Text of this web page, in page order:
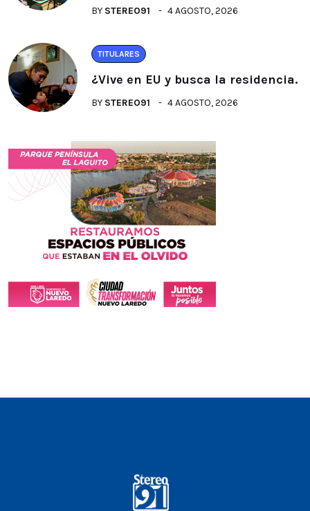
BY STEREO91 4 AGOSTO, 2026
TITULARES
¿Vive en EU y busca la residencia.
BY STEREO91 4 AGOSTO, 2026